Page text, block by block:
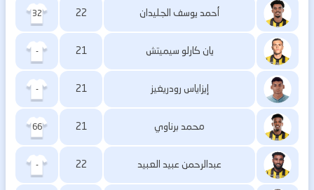
أحمد يوسف الجليدان 22
32
يان كارلو سيميتش 21
-
إيزاياس رودريغيز 21
-
محمد برناوي 21
66
عبدالرحمن عبيد العبيد 22
-